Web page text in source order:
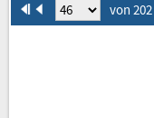
von 202